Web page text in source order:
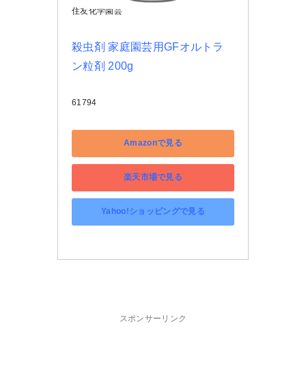
住友化学園芸
殺虫剤 家庭園芸用GFオルトラ
ン粒剤 200g
61794
Amazonで見る
楽天市場で見る
Yahoo!ショッピングで見る
スポンサーリンク